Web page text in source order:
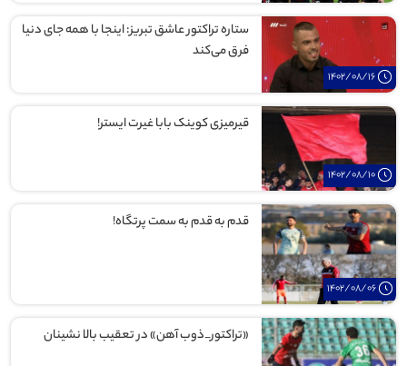
1402/08/16
ستاره تراکتور عاشق تبریز: اینجا با همه جای دنیا
فرق می‌کند
1402/08/10
قیرمیزی کوینک بابا غیرت ایستر!
1402/08/06
قدم به قدم به سمت پرتگاه!
«تراکتور_ذوب آهن» در تعقیب بالا نشینان